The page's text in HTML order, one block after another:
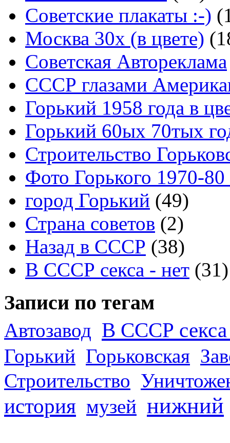
Советские плакаты :-)
Москва 30x (в цвете)
Советская Автореклама
СССР глазами
Горький 1958 года в
Горький 60ых 70тых
Строительство
Фото Горького 1970-80
город Горький (49)
Страна советов (2)
Назад в СССР (38)
В СССР секса - нет (31)
Записи по тегам
Автозавод В СССР секса
Горький Горьковская
Строительство
история музей нижний